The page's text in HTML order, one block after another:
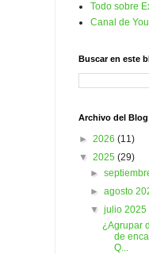
Todo sobre
Canal de
Buscar en este
Archivo del Blog
► 2026 (11)
▼ 2025 (29)
►
►agosto
▼julio 2025
¿Agrupar
de
Q...